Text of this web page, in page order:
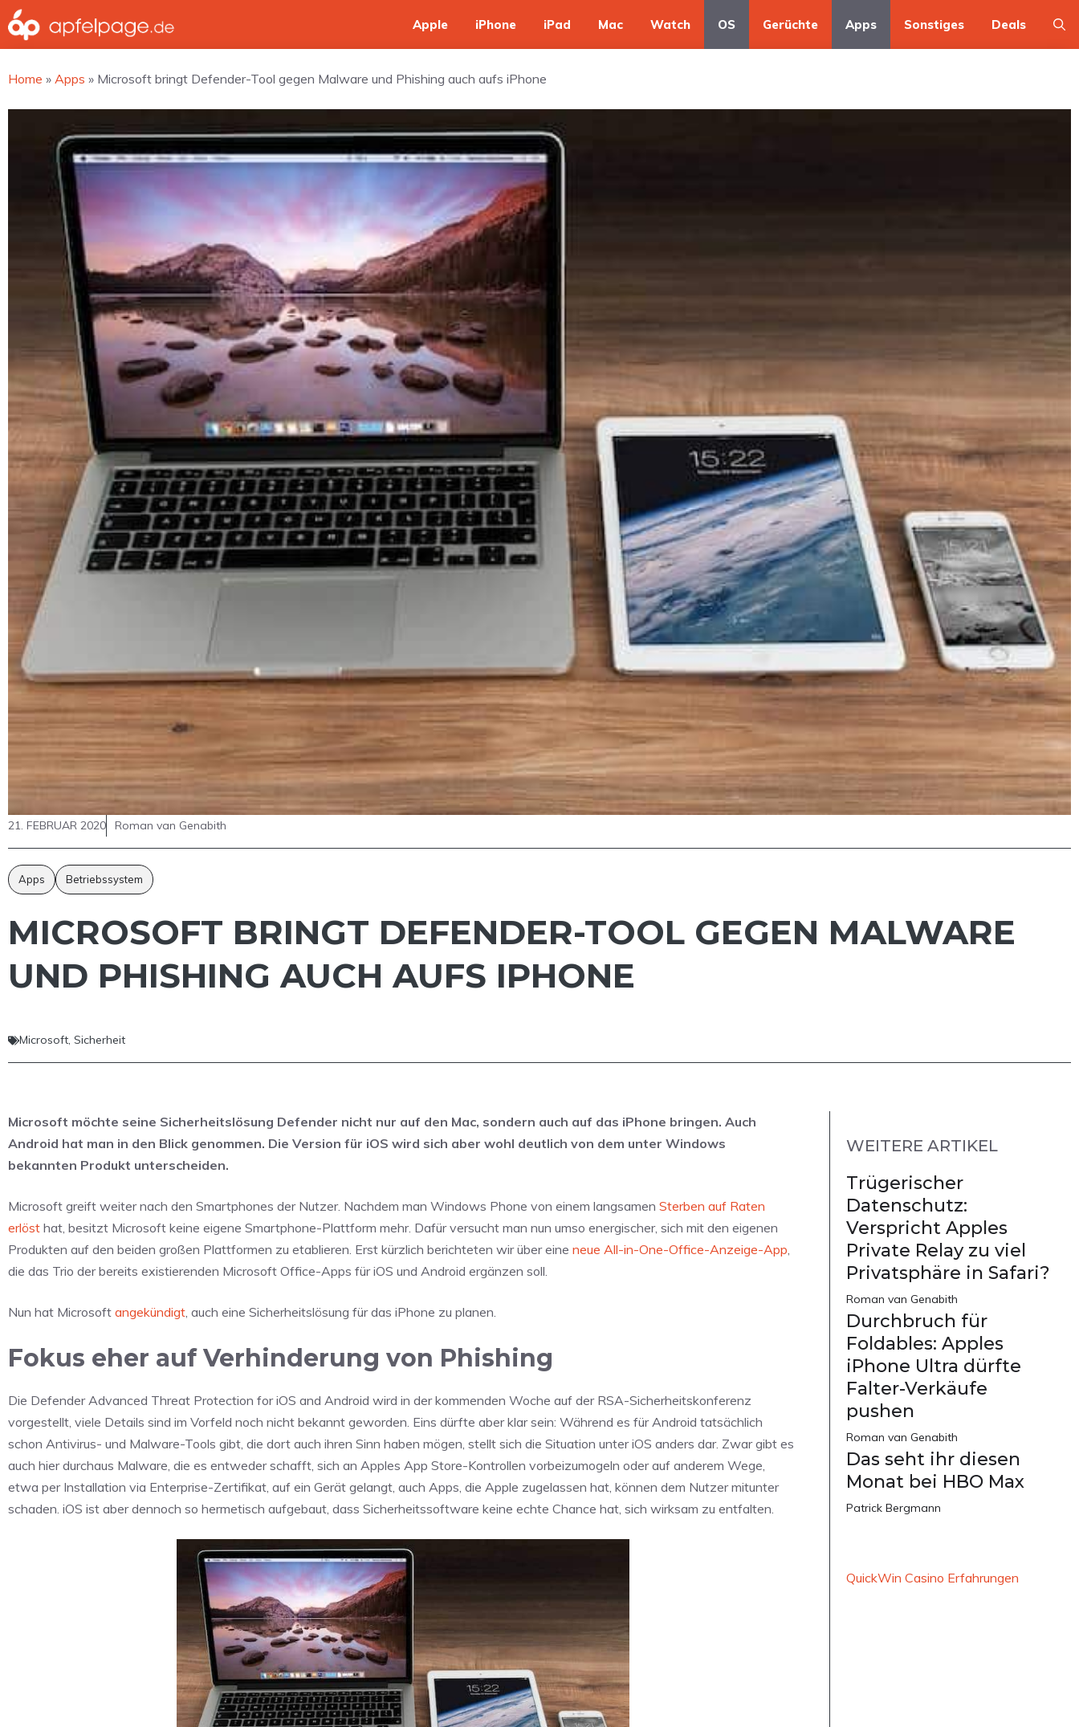
Zum
Inhalt
springen
Apple iPhone iPad Mac Watch OS Gerüchte Apps Sonstiges Deals
Home » Apps » Microsoft bringt Defender-Tool gegen Malware und Phishing auch aufs iPhone
21. FEBRUAR 2020 Roman van Genabith
Apps Betriebssystem
MICROSOFT BRINGT DEFENDER-TOOL GEGEN MALWARE
UND PHISHING AUCH AUFS IPHONE
Microsoft, Sicherheit
Microsoft möchte seine Sicherheitslösung Defender nicht nur auf den Mac, sondern auch auf das iPhone bringen. Auch
Android hat man in den Blick genommen. Die Version für iOS wird sich aber wohl deutlich von dem unter Windows
bekannten Produkt unterscheiden.
Microsoft greift weiter nach den Smartphones der Nutzer. Nachdem man Windows Phone von einem langsamen Sterben auf Raten
erlöst hat, besitzt Microsoft keine eigene Smartphone-Plattform mehr. Dafür versucht man nun umso energischer, sich mit den eigenen
Produkten auf den beiden großen Plattformen zu etablieren. Erst kürzlich berichteten wir über eine neue All-in-One-Office-Anzeige-App,
die das Trio der bereits existierenden Microsoft Office-Apps für iOS und Android ergänzen soll.
Nun hat Microsoft angekündigt, auch eine Sicherheitslösung für das iPhone zu planen.
Fokus eher auf Verhinderung von Phishing
Die Defender Advanced Threat Protection for iOS and Android wird in der kommenden Woche auf der RSA-Sicherheitskonferenz
vorgestellt, viele Details sind im Vorfeld noch nicht bekannt geworden. Eins dürfte aber klar sein: Während es für Android tatsächlich
schon Antivirus- und Malware-Tools gibt, die dort auch ihren Sinn haben mögen, stellt sich die Situation unter iOS anders dar. Zwar gibt es
auch hier durchaus Malware, die es entweder schafft, sich an Apples App Store-Kontrollen vorbeizumogeln oder auf anderem Wege,
etwa per Installation via Enterprise-Zertifikat, auf ein Gerät gelangt, auch Apps, die Apple zugelassen hat, können dem Nutzer mitunter
schaden. iOS ist aber dennoch so hermetisch aufgebaut, dass Sicherheitssoftware keine echte Chance hat, sich wirksam zu entfalten.
WEITERE ARTIKEL
Trügerischer
Datenschutz:
Verspricht Apples
Private Relay zu viel
Privatsphäre in Safari?
Roman van Genabith
Durchbruch für
Foldables: Apples
iPhone Ultra dürfte
Falter-Verkäufe
pushen
Roman van Genabith
Das seht ihr diesen
Monat bei HBO Max
Patrick Bergmann
QuickWin Casino Erfahrungen